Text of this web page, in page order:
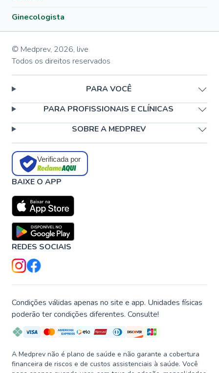
Ginecologista
© Medprev, 2026, live
Todos os direitos reservados
PARA VOCÊ
PARA PROFISSIONAIS E CLÍNICAS
SOBRE A MEDPREV
Verificada por
BAIXE O APP
REDES SOCIAIS
Condições válidas apenas no site e app. Unidades físicas
poderão ter condições diferentes. Consulte!
A Medprev não é plano de saúde e não garante a cobertura
financeira de riscos e de custos assistenciais à saúde. Você